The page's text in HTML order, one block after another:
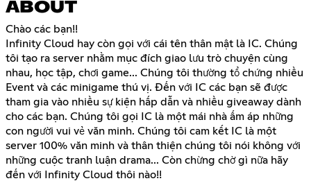
ABOUT
Chào các bạn!!
Infinity Cloud hay còn gọi với cái tên thân mật là IC. Chúng
tôi tạo ra server nhằm mục đích giao lưu trò chuyện cùng
nhau, học tập, chơi game... Chúng tôi thường tổ chứng nhiều
Event và các minigame thú vị. Đến với IC các bạn sẽ được
tham gia vào nhiều sự kiện hấp dẫn và nhiều giveaway dành
cho các bạn. Chúng tôi gọi IC là một mái nhà ấm áp những
con người vui vẻ văn minh. Chúng tôi cam kết IC là một
server 100% văn minh và thân thiện chúng tôi nói không với
những cuộc tranh luận drama... Còn chừng chờ gì nữa hãy
đến với Infinity Cloud thôi nào!!